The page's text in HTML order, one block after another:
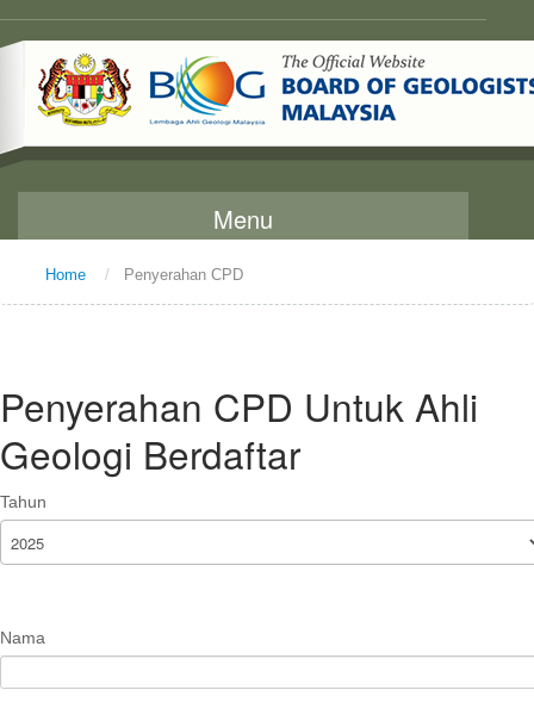
Menu
Home
Background
Vision and Mission
Functions
Board Members
Committees
Home / Penyerahan CPD
Penyerahan CPD Untuk Ahli
Geologi Berdaftar
Tahun
Nama